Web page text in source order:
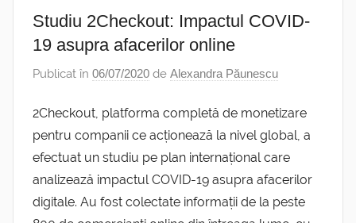
Studiu 2Checkout: Impactul COVID-
19 asupra afacerilor online
Publicat în 06/07/2020 de Alexandra Păunescu
2Checkout, platforma completă de monetizare
pentru companii ce acționează la nivel global, a
efectuat un studiu pe plan internațional care
analizează impactul COVID-19 asupra afacerilor
digitale. Au fost colectate informații de la peste